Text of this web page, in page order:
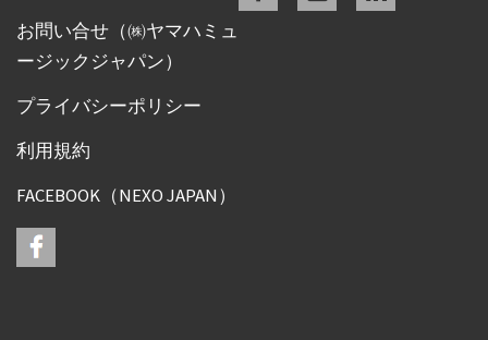
お問い合せ（㈱ヤマハミュ
ージックジャパン）
プライバシーポリシー
利用規約
FACEBOOK（NEXO JAPAN）